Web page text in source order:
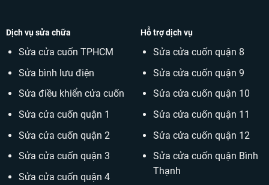
Dịch vụ sửa chữa
Sửa cửa cuốn TPHCM
Sửa bình lưu điện
Sửa điều khiển cửa cuốn
Sửa cửa cuốn quận 1
Sửa cửa cuốn quận 2
Sửa cửa cuốn quận 3
Sửa cửa cuốn quận 4
Hỗ trợ dịch vụ
Sửa cửa cuốn quận 8
Sửa cửa cuốn quận 9
Sửa cửa cuốn quận 10
Sửa cửa cuốn quận 11
Sửa cửa cuốn quận 12
Sửa cửa cuốn quận Bình
Thạnh